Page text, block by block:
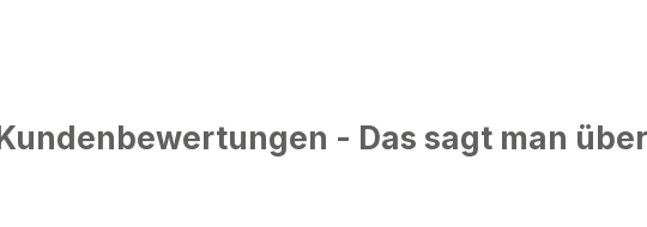
Kundenbewertungen - Das sagt man